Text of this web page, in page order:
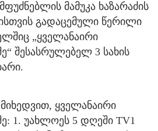
მამუკა ხაზარაძის
გადაცემული წერილი
„ყველანაირი
შესასრულებელ 3 სახის
ყველანაირი
1. უახლოეს 5 დღეში TV1